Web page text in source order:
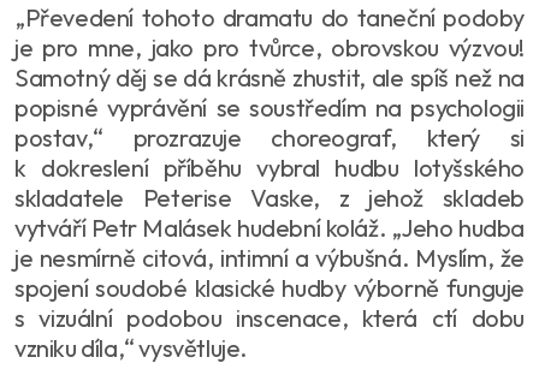
„Převedení tohoto dramatu do taneční podoby
je pro mne, jako pro tvůrce, obrovskou výzvou!
Samotný děj se dá krásně zhustit, ale spíš než na
popisné vyprávění se soustředím na psychologii
postav,“ prozrazuje choreograf, který si
k dokreslení příběhu vybral hudbu lotyšského
skladatele Peterise Vaske, z jehož skladeb
vytváří Petr Malásek hudební koláž. „Jeho hudba
je nesmírně citová, intimní a výbušná. Myslím, že
spojení soudobé klasické hudby výborně funguje
s vizuální podobou inscenace, která ctí dobu
vzniku díla,“ vysvětluje.